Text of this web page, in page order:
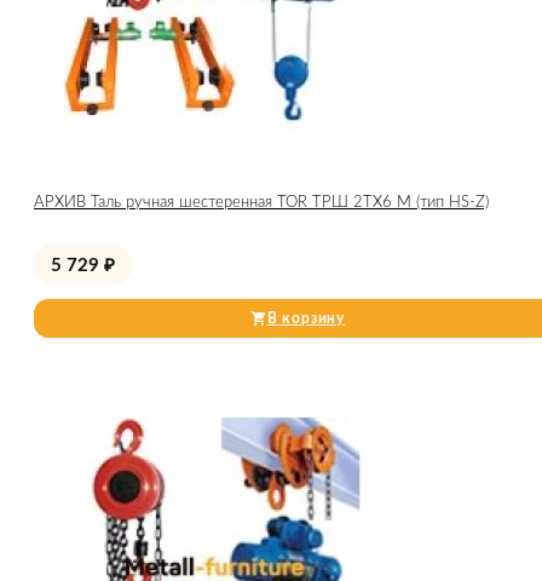
АРХИВ Таль ручная шестеренная TOR ТРШ 2ТХ6 М (тип HS-Z)
5 729 ₽
В корзину